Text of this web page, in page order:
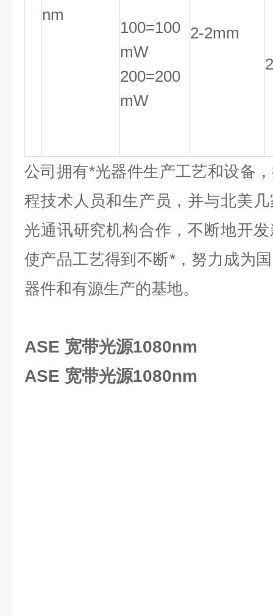
nm
2-2mm
100=100
mW
200=200
mW
公司拥有*光器件生产工艺和设备
程技术人员和生产员，并与北美
光通讯研究机构合作，不断地开
使产品工艺得到不断*，努力成为
器件和有源生产的基地。
ASE 宽带光源1080nm
ASE 宽带光源1080nm